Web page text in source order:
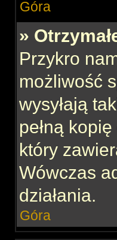
Góra
»
Przykro
możliwość
wysyłają
pełną
który
Wówczas
działania.
Góra